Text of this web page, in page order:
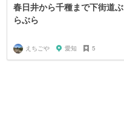
春日井から千種まで下街道ぶ
らぶら
えちごや 愛知 5